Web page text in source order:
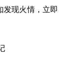
发现火情，立即